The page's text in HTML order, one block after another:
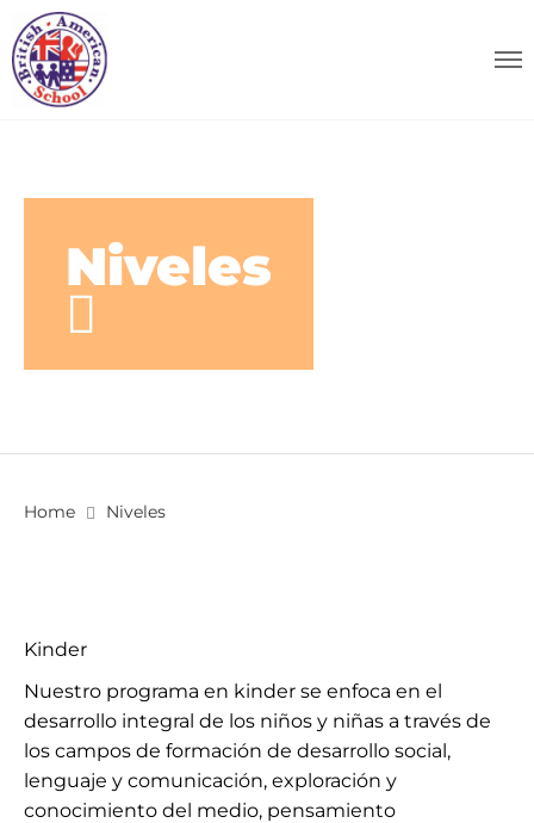
Niveles
Home Niveles
Kinder
Nuestro programa en kinder se enfoca en el
desarrollo integral de los niños y niñas a través de
los campos de formación de desarrollo social,
lenguaje y comunicación, exploración y
conocimiento del medio, pensamiento